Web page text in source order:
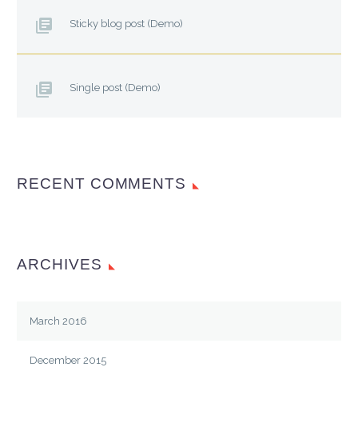
Sticky blog post (Demo)
Single post (Demo)
RECENT COMMENTS
ARCHIVES
March 2016
December 2015